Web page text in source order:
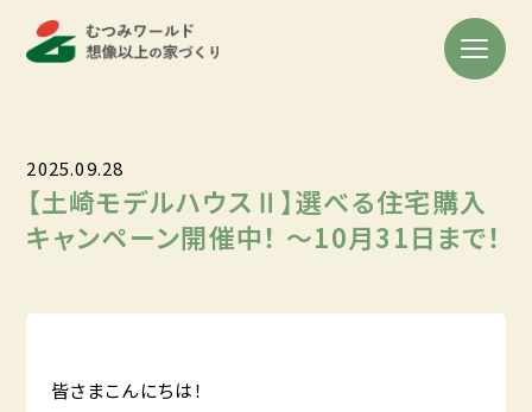
2025.09.28
【土崎モデルハウスⅡ】選べる住宅購入
キャンペーン開催中！ ～10月31日まで！
皆さまこんにちは！